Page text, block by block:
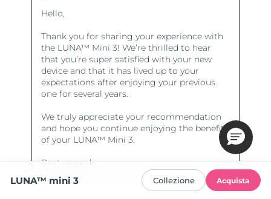
LUNA™ mini 3 Collezione Acquista